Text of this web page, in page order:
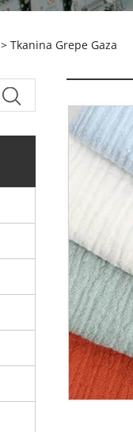
> Tkanina Grepe Gaza